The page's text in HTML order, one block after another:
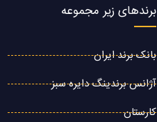
برندهای زیر مجموعه
بانک برند ایران
آژانس برندینگ دایره سبز
کارستان